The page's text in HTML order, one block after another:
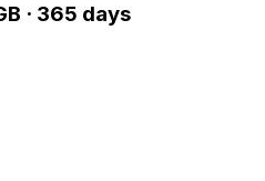
· 365 days